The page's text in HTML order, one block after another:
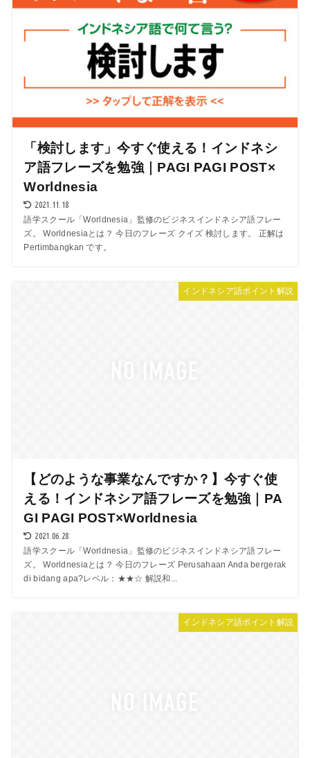
「検討します」今すぐ使える！インドネシ
ア語フレーズを勉強｜PAGI PAGI POST×
Worldnesia
2021.11.18
語学スクール「Worldnesia」監修のビジネスインドネシア語フレー
ズ。 Worldnesiaとは？ 今日のフレーズ クイズ 検討します。 正解は
Pertimbangkan です。
インドネシア語ポイント解説
【どのような事業なんですか？】今すぐ使
える！インドネシア語フレーズを勉強｜PA
GI PAGI POST×Worldnesia
2021.06.28
語学スクール「Worldnesia」監修のビジネスインドネシア語フレー
ズ。 Worldnesiaとは？ 今日のフレーズ Perusahaan Anda bergerak
di bidang apa?レベル：★★☆ 解説和...
インドネシア語ポイント解説